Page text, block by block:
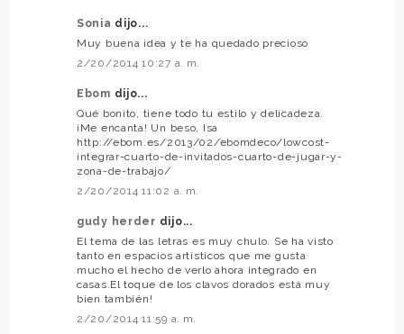
Sonia dijo...
Muy buena idea y te ha quedado precioso
2/20/2014 10:27 a. m.
Ebom dijo...
Qué bonito, tiene todo tu estilo y delicadeza.
¡Me encanta! Un beso, Isa
http://ebom.es/2013/02/ebomdeco/lowcost-
integrar-cuarto-de-invitados-cuarto-de-jugar-y-
zona-de-trabajo/
2/20/2014 11:02 a. m.
gudy herder dijo...
El tema de las letras es muy chulo. Se ha visto
tanto en espacios artísticos que me gusta
mucho el hecho de verlo ahora integrado en
casas.El toque de los clavos dorados está muy
bien también!
2/20/2014 11:59 a. m.